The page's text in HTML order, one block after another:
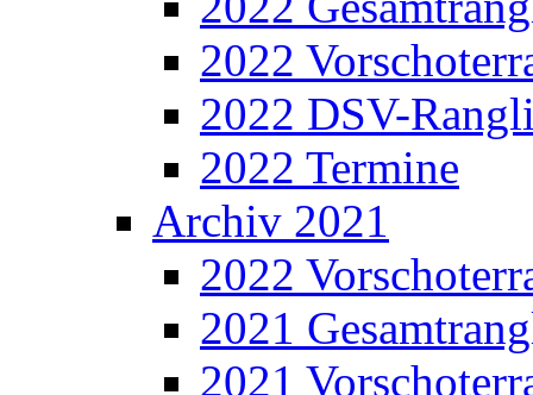
2022
2022 DSV-
2022 Termine
Archiv 2021
2022
2021
2021